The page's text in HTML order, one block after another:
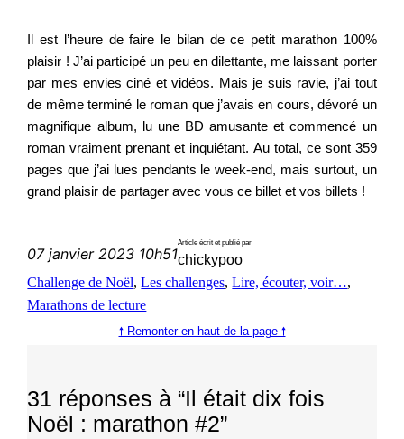
Il est l’heure de faire le bilan de ce petit marathon 100%
plaisir ! J’ai participé un peu en dilettante, me laissant porter
par mes envies ciné et vidéos. Mais je suis ravie, j’ai tout
de même terminé le roman que j’avais en cours, dévoré un
magnifique album, lu une BD amusante et commencé un
roman vraiment prenant et inquiétant. Au total, ce sont 359
pages que j’ai lues pendants le week-end, mais surtout, un
grand plaisir de partager avec vous ce billet et vos billets !
07 janvier 2023 10h51
Article écrit et publié par
chickypoo
Challenge de Noël, Les challenges, Lire, écouter, voir…
Marathons de lecture
🠕 Remonter en haut de la page 🠕
31 réponses à “Il était dix fois
Noël : marathon #2”